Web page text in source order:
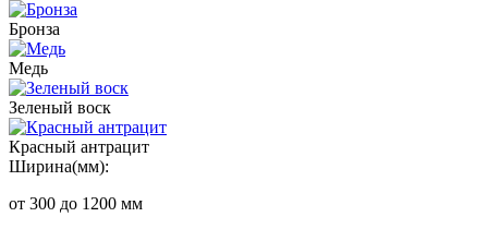
Бронза
Медь
Зеленый воск
Красный антрацит
Ширина(мм):
от 300 до 1200 мм